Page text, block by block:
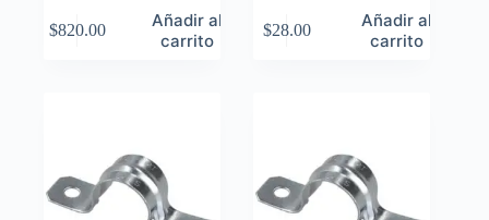
$820.00
Añadir al
carrito
$28.00
Añadir al
carrito